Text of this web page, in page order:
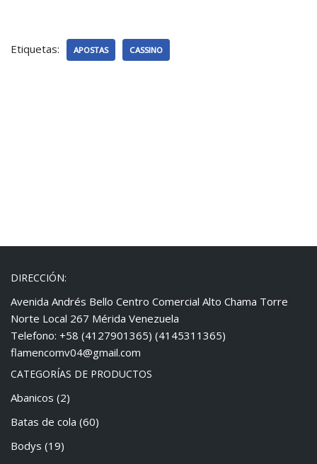
Etiquetas: APOSTAS CASSINO
DIRECCIÓN:
Avenida Andrés Bello Centro Comercial Alto Chama Torre
Norte Local 267 Mérida Venezuela
Telefono: +58 (4127901365) (4145311365)
flamencomv04@gmail.com
CATEGORÍAS DE PRODUCTOS
Abanicos (2)
Batas de cola (60)
Bodys (19)